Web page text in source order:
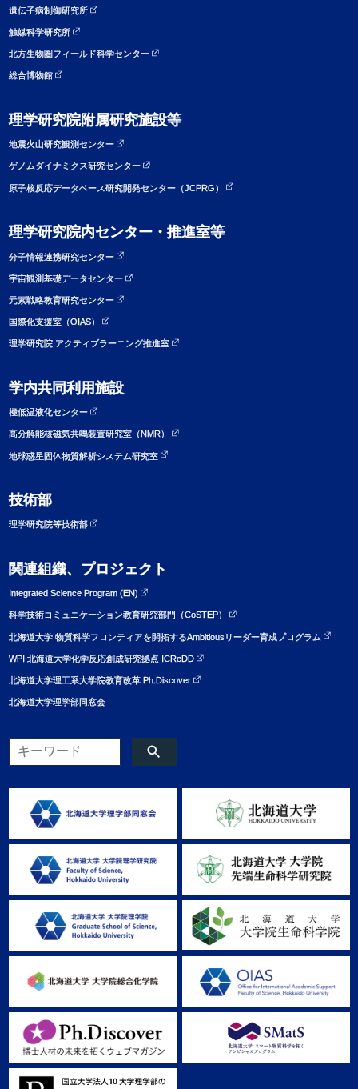
遺伝子病制御研究所
触媒科学研究所
北方生物圏フィールド科学センター
総合博物館
理学研究院附属研究施設等
地震火山研究観測センター
ゲノムダイナミクス研究センター
原子核反応データベース研究開発センター（JCPRG）
理学研究院内センター・推進室等
分子情報連携研究センター
宇宙観測基礎データセンター
元素戦略教育研究センター
国際化支援室（OIAS）
理学研究院 アクティブラーニング推進室
学内共同利用施設
極低温液化センター
高分解能核磁気共鳴装置研究室（NMR）
地球惑星固体物質解析システム研究室
技術部
理学研究院等技術部
関連組織、プロジェクト
Integrated Science Program (EN)
科学技術コミュニケーション教育研究部門（CoSTEP）
北海道大学 物質科学フロンティアを開拓するAmbitiousリーダー育成プログラム
WPI 北海道大学化学反応創成研究拠点 ICReDD
北海道大学理工系大学院教育改革 Ph.Discover
北海道大学理学部同窓会